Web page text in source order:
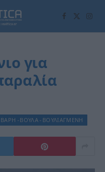
Facebook
X
(Twitter)
για
ΒΑΡΗ - ΒΟΥΛΑ - ΒΟΥΛΙΑΓΜΕΝΗ